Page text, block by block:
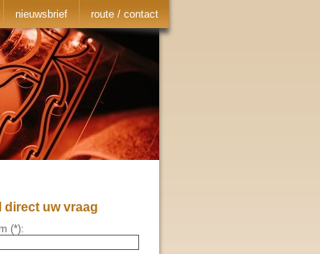
nieuwsbrief route / contact
direct uw vraag
(*):